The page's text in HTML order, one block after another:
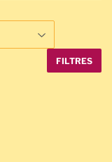
FILTRES